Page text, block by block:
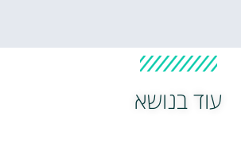
עוד בנושא